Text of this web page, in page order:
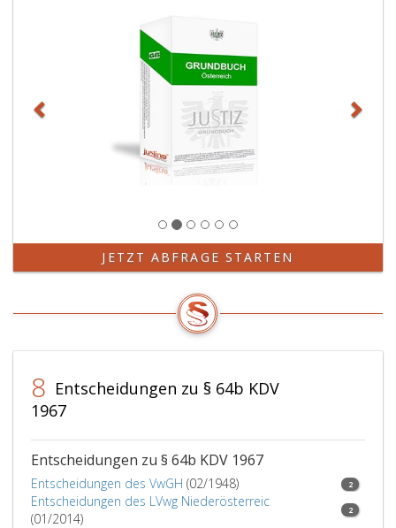
JETZT ABFRAGE STARTEN
8 Entscheidungen zu § 64b KDV
1967
Entscheidungen zu § 64b KDV 1967
Entscheidungen des VwGH (02/1948) 2
Entscheidungen des LVwg Niederösterreic
(01/2014)
2